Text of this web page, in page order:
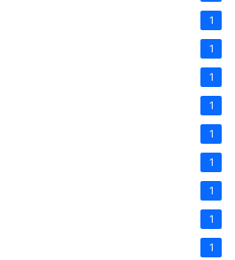
1
1
1
1
1
1
1
1
1